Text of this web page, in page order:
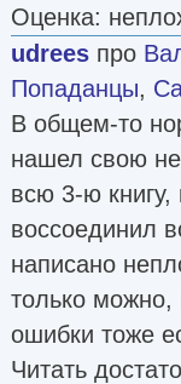
Оценка:
udrees про
Попаданцы,
В общем-то
нашел свою
всю 3-ю книгу,
воссоединил
написано
только можно,
ошибки тоже
Читать